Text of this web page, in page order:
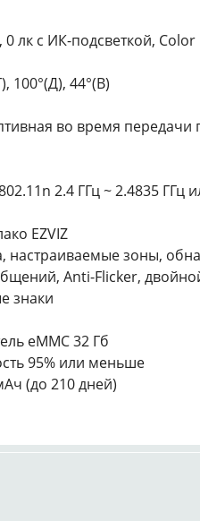
0 лк с ИК-подсветкой,
100°(Д), 44°(В)
во время передачи
2.4 ГГц ~ 2.4835 ГГц
EZVIZ
настраиваемые зоны,
Anti-Flicker,
знаки
eMMC 32 Гб
95% или меньше
(до 210 дней)